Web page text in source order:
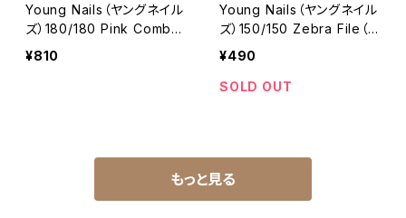
Young Nails（ヤングネイル
ズ）180/180 Pink Combo
File（180/180 ピンクコンボ
¥810
Young Nails（ヤングネイル
ズ）150/150 Zebra File（1
50/150 ゼブラファイル）
¥490
SOLD OUT
もっと見る